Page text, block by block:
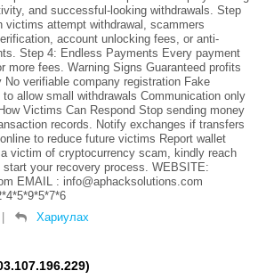
and successful-looking withdrawals. Step
victims attempt withdrawal, scammers
account unlocking fees, or anti-
Step 4: Endless Payments Every payment
more fees. Warning Signs Guaranteed profits
verifiable company registration Fake
allow small withdrawals Communication only
Victims Can Respond Stop sending money
records. Notify exchanges if transfers
to reduce future victims Report wallet
victim of cryptocurrency scam, kindly reach
your recovery process. WEBSITE:
EMAIL : info@aphacksolutions.com
| Хариулах